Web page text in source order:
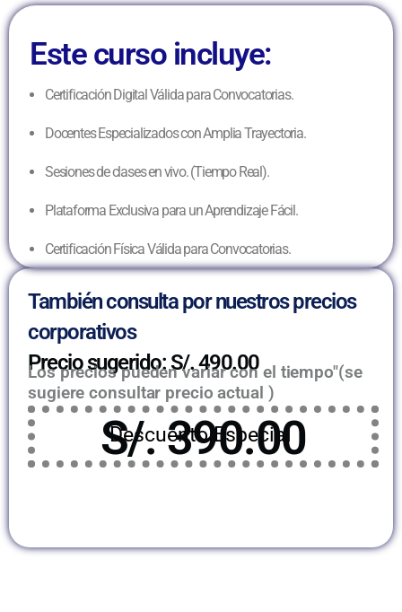
Este curso incluye:
Certificación Digital Válida para Convocatorias.
Docentes Especializados con Amplia Trayectoria.
Sesiones de clases en vivo. (Tiempo Real).
Plataforma Exclusiva para un Aprendizaje Fácil.
Certificación Física Válida para Convocatorias.
También consulta por nuestros precios
corporativos
Precio sugerido: S/. 490.00
Los precios pueden variar con el tiempo"(se
sugiere consultar precio actual )
Descuento Especial
S/. 390.00